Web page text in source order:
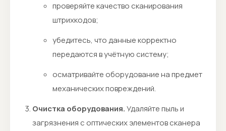
проверяйте качество сканирования
штрихкодов;
убедитесь, что данные корректно
передаются в учётную систему;
осматривайте оборудование на предмет
механических повреждений.
Очистка оборудования.Удаляйте пыль и
загрязнения с оптических элементов сканера